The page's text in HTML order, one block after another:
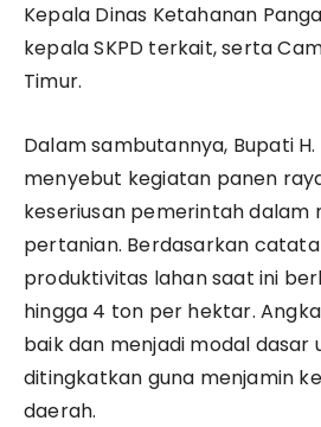
Kepala Dinas Ketahanan
kepala SKPD terkait, serta
Timur.
Dalam sambutannya, Bupati
menyebut kegiatan panen
keseriusan pemerintah dalam
pertanian. Berdasarkan
produktivitas lahan saat ini
hingga 4 ton per hektar.
baik dan menjadi modal dasar
ditingkatkan guna menjamin
daerah.